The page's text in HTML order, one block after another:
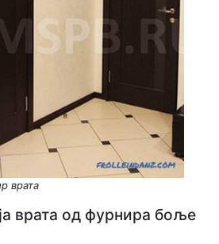
врата
врата од фурнира боље